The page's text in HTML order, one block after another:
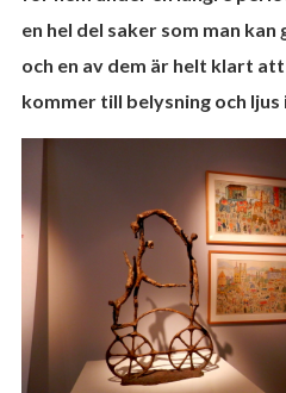
en hel del saker som man
och en av dem är helt klart
kommer till belysning och